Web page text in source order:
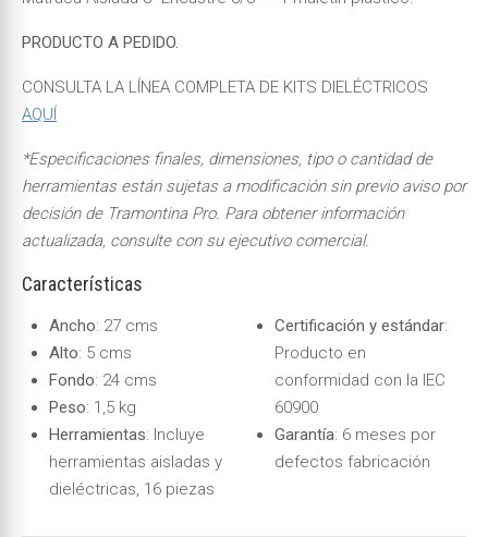
PRODUCTO A PEDIDO.
CONSULTA LA LÍNEA COMPLETA DE KITS DIELÉCTRICOS
AQUÍ
*Especificaciones finales, dimensiones, tipo o cantidad de
herramientas están sujetas a modificación sin previo aviso por
decisión de Tramontina Pro. Para obtener información
actualizada, consulte con su ejecutivo comercial.
Características
Ancho: 27 cms
Alto: 5 cms
Fondo: 24 cms
Peso: 1,5 kg
Herramientas: Incluye
herramientas aisladas y
dieléctricas, 16 piezas
Certificación y estándar:
Producto en
conformidad con la IEC
60900
Garantía: 6 meses por
defectos fabricación